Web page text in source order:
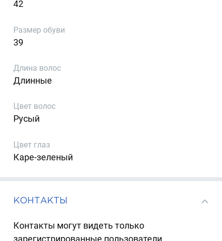
42
Размер обуви
39
Длина волос
Длинные
Цвет волос
Русый
Цвет глаз
Каре-зеленый
КОНТАКТЫ
Контакты могут видеть только
зарегистрированные пользователи